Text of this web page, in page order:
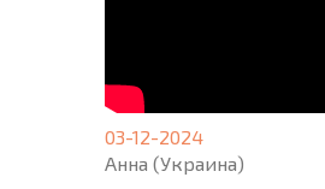
03-12-2024
Анна (Украина)